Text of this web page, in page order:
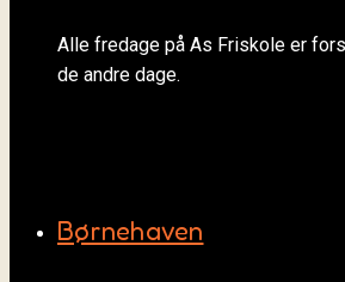
Alle fredage på As Friskole er
de andre dage.
Børnehaven